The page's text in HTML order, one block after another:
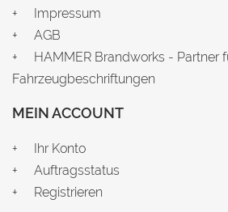
Impressum
AGB
HAMMER Brandworks - Partner
Fahrzeugbeschriftungen
MEIN ACCOUNT
Ihr Konto
Auftragsstatus
Registrieren